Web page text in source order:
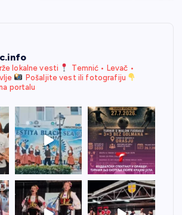
lokalne vesti
Temnić • Levač •
Pošaljite vest ili fotografiju
portalu